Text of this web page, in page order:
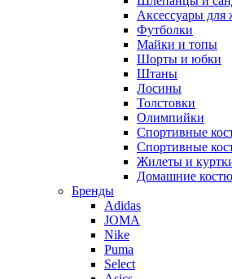
Аксессуары
Футболки
Майки и топы
Шорты и юбки
Штаны
Лосины
Толстовки
Олимпийки
Спортивные
Спортивные
Жилеты и
Домашние
Бренды
Adidas
JOMA
Nike
Puma
Select